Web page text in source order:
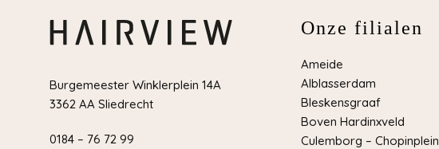
Burgemeester Winklerplein 14A
3362 AA Sliedrecht
0184 – 76 72 99
Onze filialen
Ameide
Alblasserdam
Bleskensgraaf
Boven Hardinxveld
Culemborg – Chopinplein